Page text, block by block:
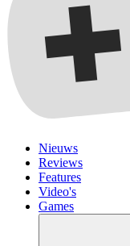
Nieuws
Reviews
Features
Video's
Games